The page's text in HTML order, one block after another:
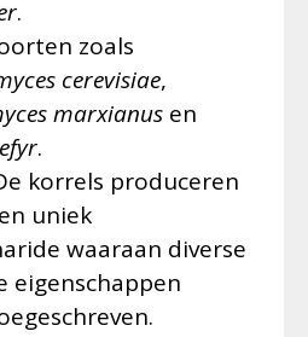
.
zoals
cerevisiae,
marxianus en
.
korrels produceren
uniek
waaraan diverse
eigenschappen